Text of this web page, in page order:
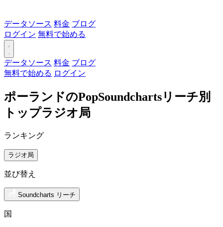
データソース 料金 ブログ
ログイン 無料で始める
データソース 料金 ブログ
無料で始める ログイン
ポーランドのPopSoundchartsリーチ別
トップラジオ局
ランキング
ラジオ局
並び替え
Soundcharts リーチ
国